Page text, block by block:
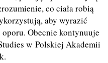
co ciała robią
aby wyrazić
Obecnie kontynuuje
w Polskiej Akademii